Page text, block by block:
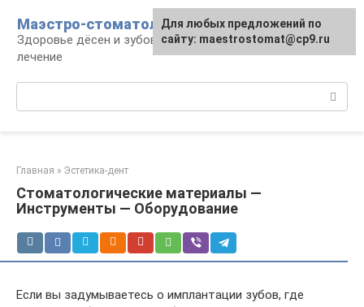
контенту
Маэстро-стоматолог
Здоровье дёсен и зубов, диагностика и
лечение
Главная » Эстетика-дент
Стоматологические материалы —
Инструменты — Оборудование
Если вы задумываетесь о имплантации зубов, где
Для любых предложений по
сайту: maestrostomat@cp9.ru